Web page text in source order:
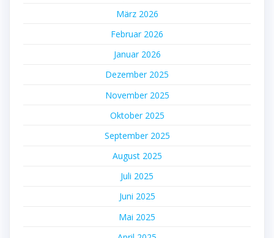
März 2026
Februar 2026
Januar 2026
Dezember 2025
November 2025
Oktober 2025
September 2025
August 2025
Juli 2025
Juni 2025
Mai 2025